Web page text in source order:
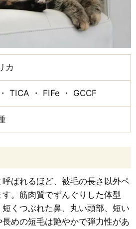
カ
TICA ・ FIFe ・ GCCF
呼ばれるほど、被毛の長さ以外ペ
。筋肉質でずんぐりした体型
くつぶれた鼻、丸い頭部、短い
めの短毛は艶やかで弾力性があ